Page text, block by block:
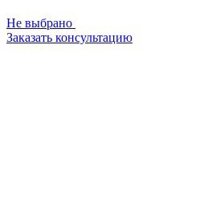
Не выбрано
Заказать консультацию